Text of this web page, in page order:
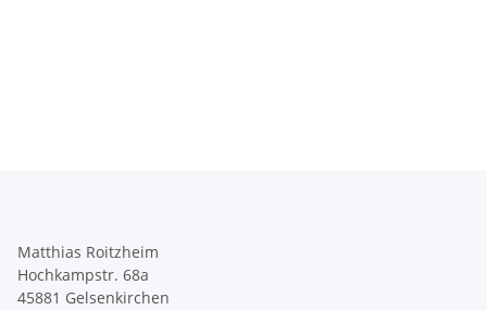
Matthias Roitzheim
Hochkampstr. 68a
45881 Gelsenkirchen